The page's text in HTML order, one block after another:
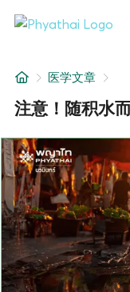
关于我们
医院分院
医学文章
注意！随积水